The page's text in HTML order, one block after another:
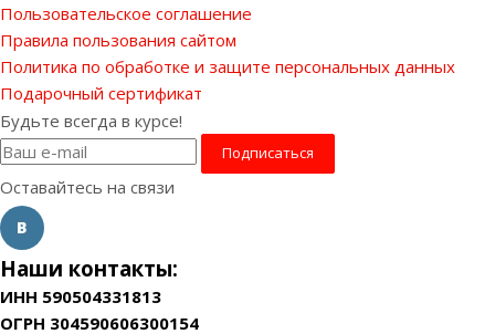
Пользовательское соглашение
Правила пользования сайтом
Политика по обработке и защите персональных данных
Подарочный сертификат
Будьте всегда в курсе!
Оставайтесь на связи
Наши контакты:
ИНН 590504331813
ОГРН 304590606300154